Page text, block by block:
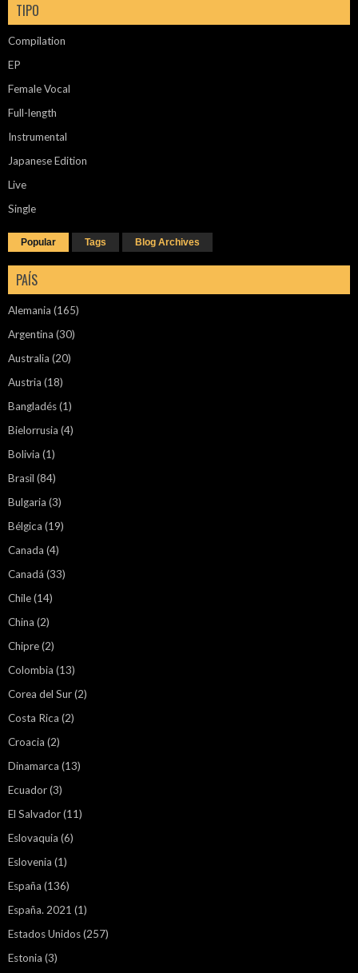
TIPO
Compilation
EP
Female Vocal
Full-length
Instrumental
Japanese Edition
Live
Single
Popular Tags Blog Archives
PAÍS
Alemania (165)
Argentina (30)
Australia (20)
Austria (18)
Bangladés(1)
Bielorrusia (4)
Bolivia (1)
Brasil (84)
Bulgaria (3)
Bélgica (19)
Canada (4)
Canadá (33)
Chile(14)
China (2)
Chipre(2)
Colombia (13)
Corea del Sur(2)
Costa Rica (2)
Croacia (2)
Dinamarca (13)
Ecuador(3)
El Salvador(11)
Eslovaquia (6)
Eslovenia (1)
España (136)
España. 2021 (1)
Estados Unidos(257)
Estonia (3)